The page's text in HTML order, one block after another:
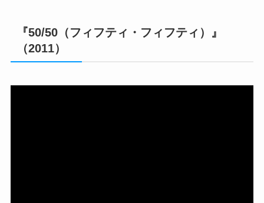
『50/50（フィフティ・フィフティ）』
（2011）